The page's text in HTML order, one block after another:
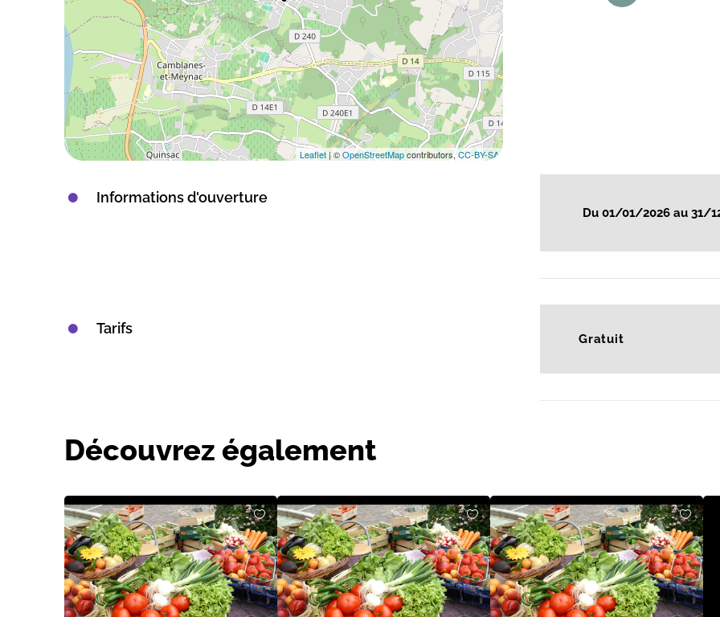
Leaflet| ©OpenStreetMapcontributors,CC-BY-SA
Informations d'ouverture
Du 01/01/2026 au 31/
Tarifs
Gratuit
Découvrez également